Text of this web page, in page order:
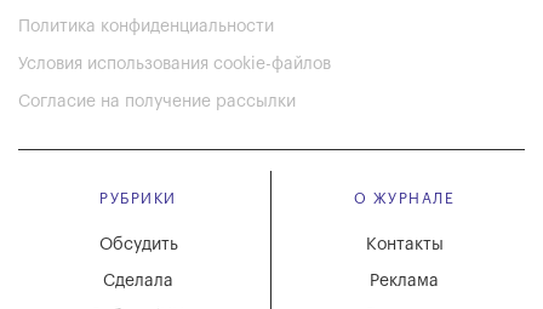
Политика конфиденциальности
Условия использования cookie-файлов
Согласие на получение рассылки
РУБРИКИ
Обсудить
Сделала
О ЖУРНАЛЕ
Реклама
Контакты